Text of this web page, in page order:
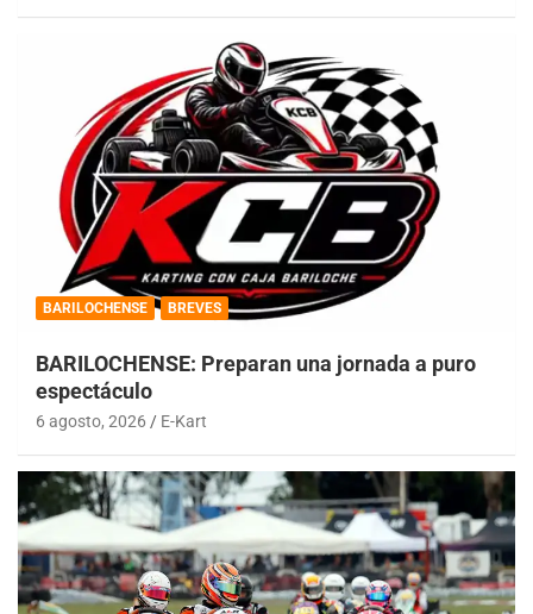
BARILOCHENSE BREVES
BARILOCHENSE: Preparan una jornada a puro
espectáculo
6 agosto, 2026 E-Kart